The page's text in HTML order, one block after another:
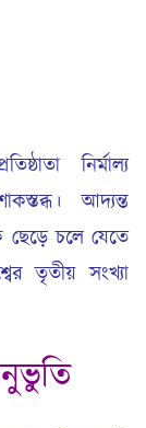
নির্মাল্য
আদ্যন্ত
চলে যেতে
তৃতীয় সংখ্যা